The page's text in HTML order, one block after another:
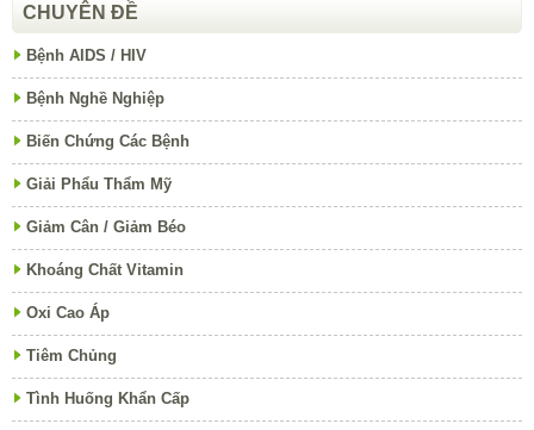
CHUYÊN ĐỀ
Bệnh AIDS / HIV
Bệnh Nghề Nghiệp
Biến Chứng Các Bệnh
Giải Phẩu Thẩm Mỹ
Giảm Cân / Giảm Béo
Khoáng Chất Vitamin
Oxi Cao Áp
Tiêm Chủng
Tình Huống Khẩn Cấp